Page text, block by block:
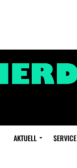
AKTUELL SERVICE